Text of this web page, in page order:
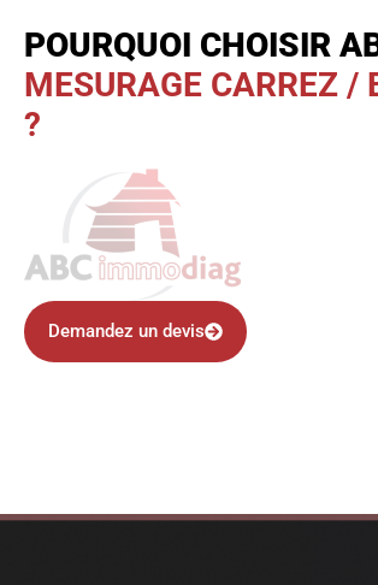
POURQUOI CHOISIR
MESURAGE CARREZ
?
Demandez un devis